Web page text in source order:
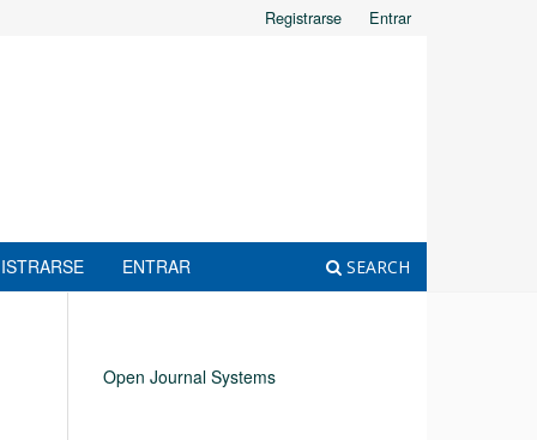
ENTRAR SEARCH
Registrarse Entrar
Open Journal Systems